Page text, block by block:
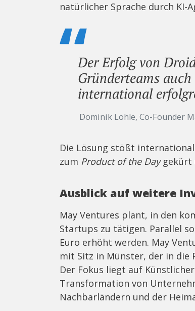
natürlicher Sprache durch KI-
Der Erfolg von
Gründerteams
international
Dominik Lohle, Co-Founder
Die Lösung stößt
zum Product of the Daygekürt
Ausblick auf weitere
May Ventures plant, in den
Startups zu tätigen. Parallel
Euro erhöht werden. May
mit Sitz in Münster, der in die
Der Fokus liegt auf
Transformation von
Nachbarländern und der